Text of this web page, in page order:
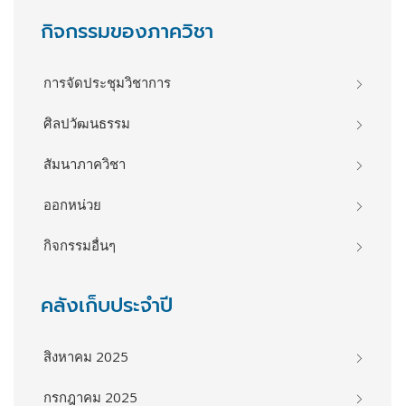
กิจกรรมของภาควิชา
การจัดประชุมวิชาการ
ศิลปวัฒนธรรม
สัมนาภาควิชา
ออกหน่วย
กิจกรรมอื่นๆ
คลังเก็บประจำปี
สิงหาคม 2025
กรกฎาคม 2025